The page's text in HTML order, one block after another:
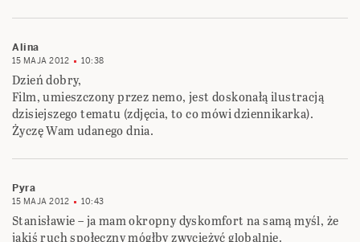
Alina
15 MAJA 2012 10:38
Dzień dobry,
Film, umieszczony przez nemo, jest doskonałą ilustracją
dzisiejszego tematu (zdjęcia, to co mówi dziennikarka).
Życzę Wam udanego dnia.
Pyra
15 MAJA 2012 10:43
Stanisławie – ja mam okropny dyskomfort na samą myśl, że
jakiś ruch społeczny mógłby zwyciężyć globalnie.